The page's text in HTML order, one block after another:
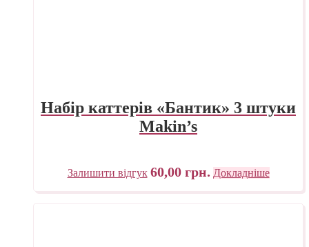
Набір каттерів «Бантик» 3 штуки
Makin’s
Залишити відгук 60,00 грн. Докладніше